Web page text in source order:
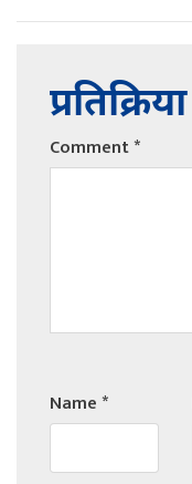
प्रतिक्रिया
Comment*
Name*